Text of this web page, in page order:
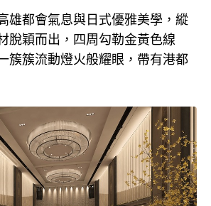
雄都會氣息與日式優雅美學，縱
脫穎而出，四周勾勒金黃色線
簇簇流動燈火般耀眼，帶有港都